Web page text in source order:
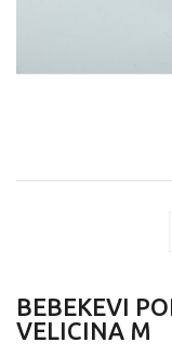
BEBEKEVI
VELICINA M